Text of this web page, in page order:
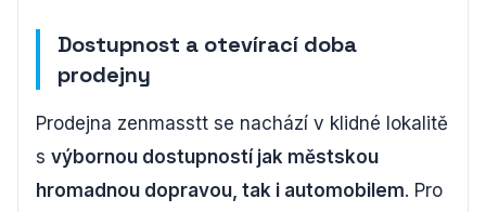
Dostupnost a otevírací doba
prodejny
Prodejna zenmasstt se nachází v klidné lokalitě
s výbornou dostupností jak městskou
hromadnou dopravou, tak i automobilem. Pro